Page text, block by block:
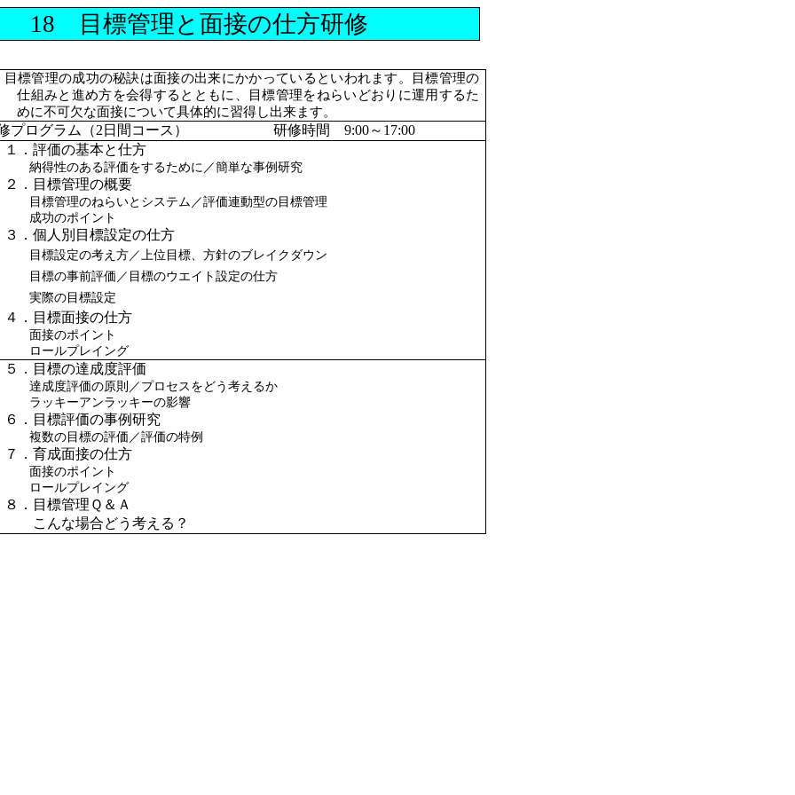
18 目標管理と面接の仕方研修
目標管理の成功の秘訣は面接の出来にかかっているといわれます。目標管理の
仕組みと進め方を会得するとともに、目標管理をねらいどおりに運用するた
めに不可欠な面接について具体的に習得し出来ます。
プログラム（2日間コース） 研修時間 9:00～17:00
１．評価の基本と仕方
納得性のある評価をするために／簡単な事例研究
２．目標管理の概要
目標管理のねらいとシステム／評価連動型の目標管理
成功のポイント
３．個人別目標設定の仕方
目標設定の考え方／上位目標、方針のブレイクダウン
目標の事前評価／目標のウエイト設定の仕方
実際の目標設定
４．目標面接の仕方
面接のポイント
ロールプレイング
５．目標の達成度評価
達成度評価の原則／プロセスをどう考えるか
ラッキーアンラッキーの影響
６．目標評価の事例研究
複数の目標の評価／評価の特例
７．育成面接の仕方
面接のポイント
ロールプレイング
８．目標管理Ｑ＆Ａ
こんな場合どう考える？